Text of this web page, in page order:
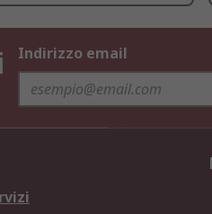
Indirizzo email